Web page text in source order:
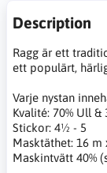
Description
Ragg är ett
ett populärt,
Varje nystan
Kvalité: 70% Ull &
Stickor: 4½ - 5
Masktäthet: 16
Maskintvätt 40%